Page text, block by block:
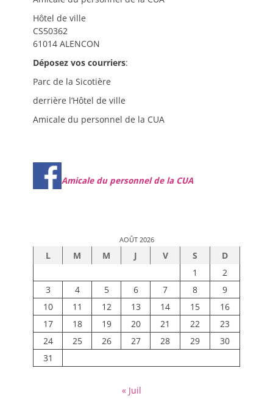
Hôtel de ville
CS50362
61014 ALENCON
Déposez vos courriers:
Parc de la Sicotière
derrière l’Hôtel de ville
Amicale du personnel de la CUA
Amicale du personnel de la CUA
AOÛT 2026
L M M J V S
D
1
2
3
4 5 6 7 8
9
10
11 12 13 14 15
16
17
18 19 20 21 22
23
24
25 26 27 28 29
30
31
« Juil